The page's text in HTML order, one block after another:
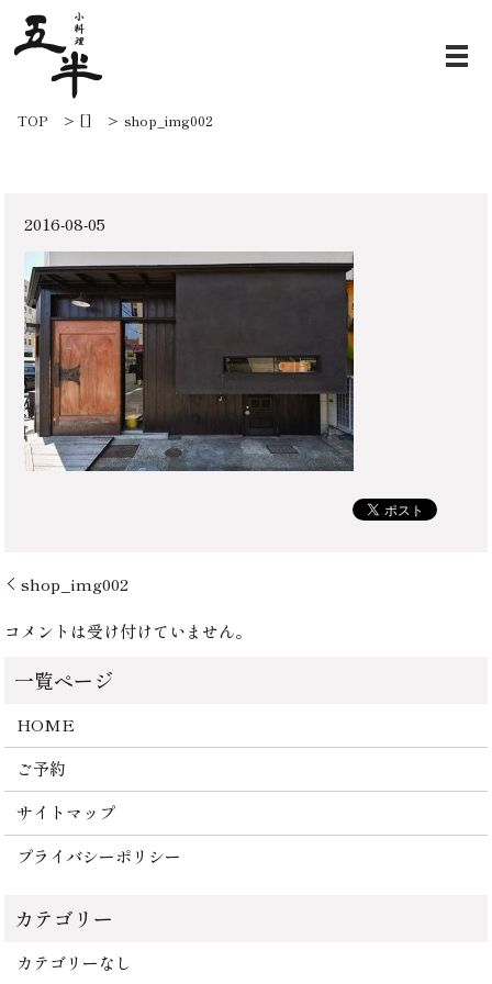
TOP [] shop_img002
2016-08-05
shop_img002
コメントは受け付けていません。
HOME
ご予約
サイトマップ
プライバシーポリシー
カテゴリーなし